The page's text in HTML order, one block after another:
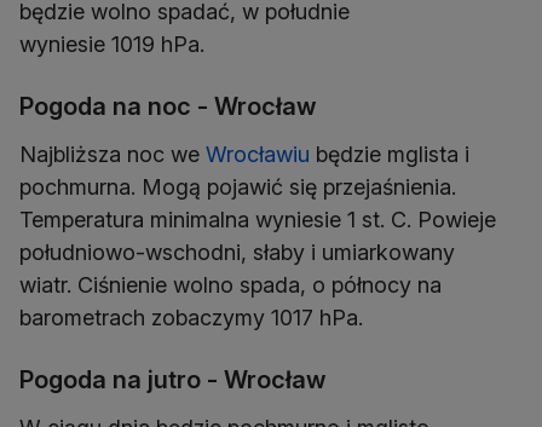
będzie wolno spadać, w południe
wyniesie 1019 hPa.
Pogoda na noc - Wrocław
Najbliższa noc we Wrocławiu będzie mglista i
pochmurna. Mogą pojawić się przejaśnienia.
Temperatura minimalna wyniesie 1 st. C. Powieje
południowo-wschodni, słaby i umiarkowany
wiatr. Ciśnienie wolno spada, o północy na
barometrach zobaczymy 1017 hPa.
Pogoda na jutro - Wrocław